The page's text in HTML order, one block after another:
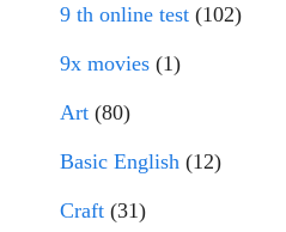
9 th online test (102)
9x movies (1)
Art (80)
Basic English (12)
Craft (31)